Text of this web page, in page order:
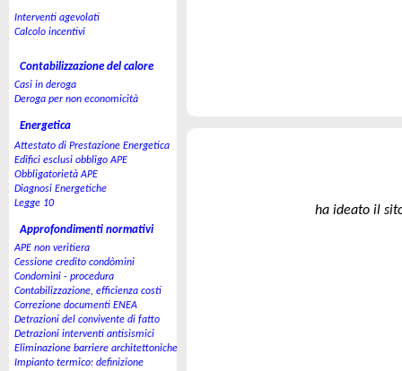
Interventi agevolati
Calcolo incentivi
Energetica
Approfondimenti normativi
Attestato di Prestazione Energetica
Edifici esclusi obbligo APE
Obbligatorietà APE
Diagnosi Energetiche
Legge 10
APE non veritiera
Cessione credito condòmini
Condomìni - procedura
Contabilizzazione, efficienza costi
Correzione documenti ENEA
Detrazioni del convivente di fatto
Detrazioni interventi antisismici
Eliminazione barriere architettoniche
Impianto termico: definizione
Contabilizzazione del calore
Casi in deroga
Deroga per non economicità
ha ideato il